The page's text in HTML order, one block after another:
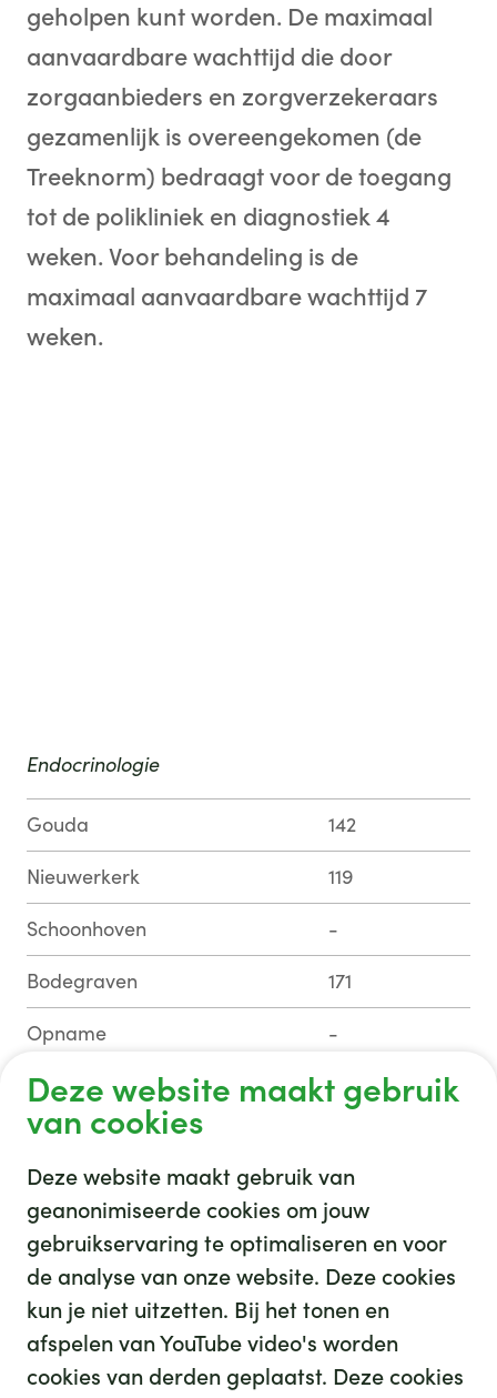
geholpen kunt worden. De maximaal
aanvaardbare wachttijd die door
zorgaanbieders en zorgverzekeraars
gezamenlijk is overeengekomen (de
Treeknorm) bedraagt voor de toegang
tot de polikliniek en diagnostiek 4
weken. Voor behandeling is de
maximaal aanvaardbare wachttijd 7
weken.
Endocrinologie
Gouda 142
Nieuwerkerk 119
Schoonhoven -
Bodegraven 171
Opname -
Datum 04-08-26
Deze website maakt gebruik
van cookies
Deze website maakt gebruik van
geanonimiseerde cookies om jouw
gebruikservaring te optimaliseren en voor
de analyse van onze website. Deze cookies
kun je niet uitzetten. Bij het tonen en
afspelen van YouTube video's worden
cookies van derden geplaatst. Deze cookies
GHZ